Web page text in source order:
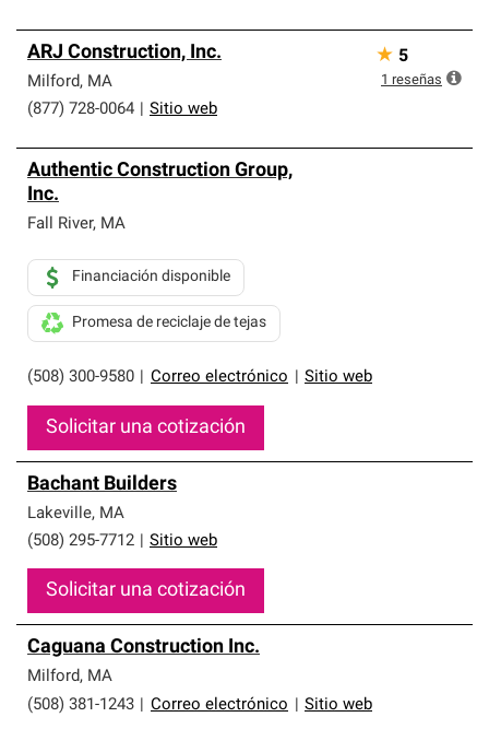
ARJ Construction, Inc.
Milford, MA
(877) 728-0064
Sitio web
★ 5
1 reseñas
Authentic Construction Group,
Inc.
Fall River, MA
(508) 300-9580 Correo electrónico Sitio web
Financiación disponible
Promesa de reciclaje de tejas
Solicitar una cotización
Bachant Builders
Lakeville, MA
(508) 295-7712
Sitio web
Solicitar una cotización
Caguana Construction Inc.
Milford, MA
(508) 381-1243
Correo electrónico Sitio web